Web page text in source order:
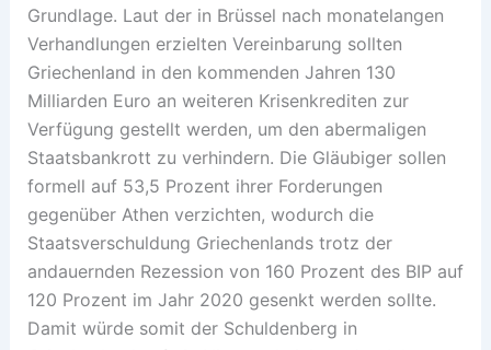
Grundlage. Laut der in Brüssel nach monatelangen
Verhandlungen erzielten Vereinbarung sollten
Griechenland in den kommenden Jahren 130
Milliarden Euro an weiteren Krisenkrediten zur
Verfügung gestellt werden, um den abermaligen
Staatsbankrott zu verhindern. Die Gläubiger sollen
formell auf 53,5 Prozent ihrer Forderungen
gegenüber Athen verzichten, wodurch die
Staatsverschuldung Griechenlands trotz der
andauernden Rezession von 160 Prozent des BIP auf
120 Prozent im Jahr 2020 gesenkt werden sollte.
Damit würde somit der Schuldenberg in